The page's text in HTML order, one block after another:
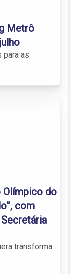
Metrô
para as
Olímpico do
com
transforma